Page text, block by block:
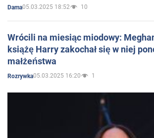
Dama05.03.2025 18:52 10
Wrócili na miesiąc miodowy:
książę Harry zakochał się w niej
małżeństwa
Rozrywka05.03.2025 16:20 1